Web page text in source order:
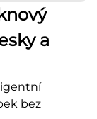
a
bez